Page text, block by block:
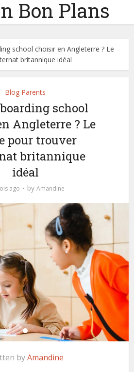
Bon Plans
school choisir en Angleterre ? Le
britannique idéal
Blog Parents
school
Angleterre ? Le
pour trouver
britannique
idéal
ago by Amandine
byAmandine